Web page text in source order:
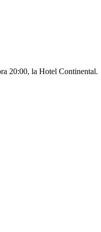
20:00, la Hotel Continental.